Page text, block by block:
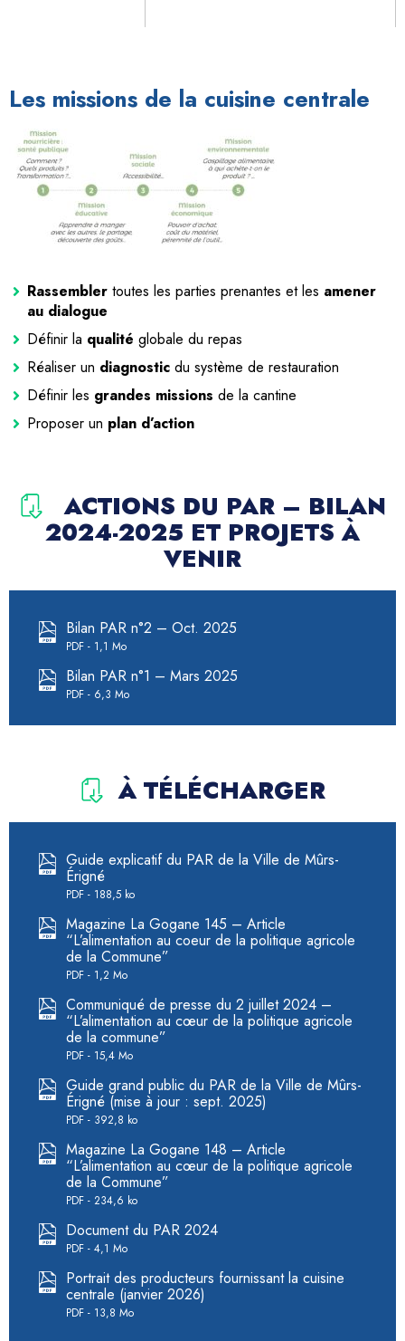
Les missions de la cuisine centrale
Rassembler toutes les parties prenantes et les amener
au dialogue
Définir la qualité globale du repas
Réaliser un diagnostic du système de restauration
Définir les grandes missions de la cantine
Proposer un plan d’action
ACTIONS DU PAR – BILAN
2024-2025 ET PROJETS À
VENIR
Bilan PAR n°2 – Oct. 2025
PDF 1,1 Mo
Bilan PAR n°1 – Mars 2025
PDF 6,3 Mo
À TÉLÉCHARGER
Guide explicatif du PAR de la Ville de Mûrs-
Érigné
PDF 188,5 ko
Magazine La Gogane 145 – Article
“L’alimentation au coeur de la politique agricole
de la Commune”
PDF 1,2 Mo
Communiqué de presse du 2 juillet 2024 –
“L’alimentation au cœur de la politique agricole
de la commune”
PDF 15,4 Mo
Guide grand public du PAR de la Ville de Mûrs-
Érigné (mise à jour : sept. 2025)
PDF 392,8 ko
Magazine La Gogane 148 – Article
“L’alimentation au cœur de la politique agricole
de la Commune”
PDF 234,6 ko
Document du PAR 2024
PDF 4,1 Mo
Portrait des producteurs fournissant la cuisine
centrale (janvier 2026)
PDF 13,8 Mo